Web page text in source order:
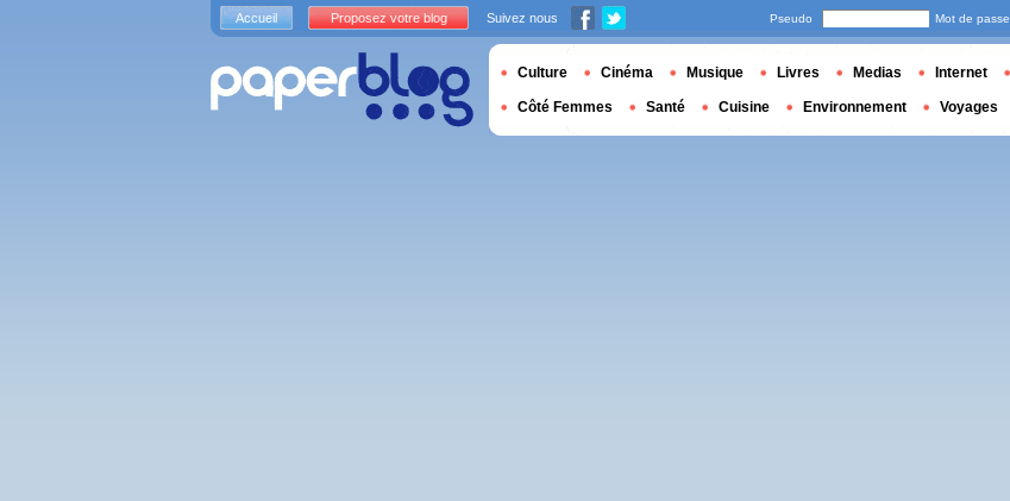
Accueil Proposez votre blog Suivez nous Pseudo Mot de passe
Culture Cinéma Musique Livres Medias Internet
Côté Femmes Santé Cuisine Environnement Voyages